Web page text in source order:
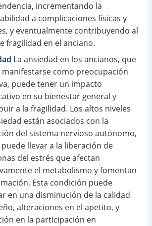
incrementando la
a complicaciones físicas y
y eventualmente contribuyendo al
fragilidad en el anciano.
La ansiedad en los ancianos, que
manifestarse como preocupación
puede tener un impacto
en su bienestar general y
a la fragilidad. Los altos niveles
están asociados con la
del sistema nervioso autónomo,
llevar a la liberación de
del estrés que afectan
el metabolismo y fomentan
Esta condición puede
en una disminución de la calidad
alteraciones en el apetito, y
en la participación en